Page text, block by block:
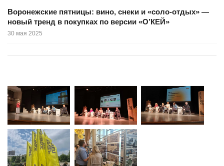
Воронежские пятницы: вино, снеки и «соло-отдых» —
новый тренд в покупках по версии «О’КЕЙ»
30 мая 2025